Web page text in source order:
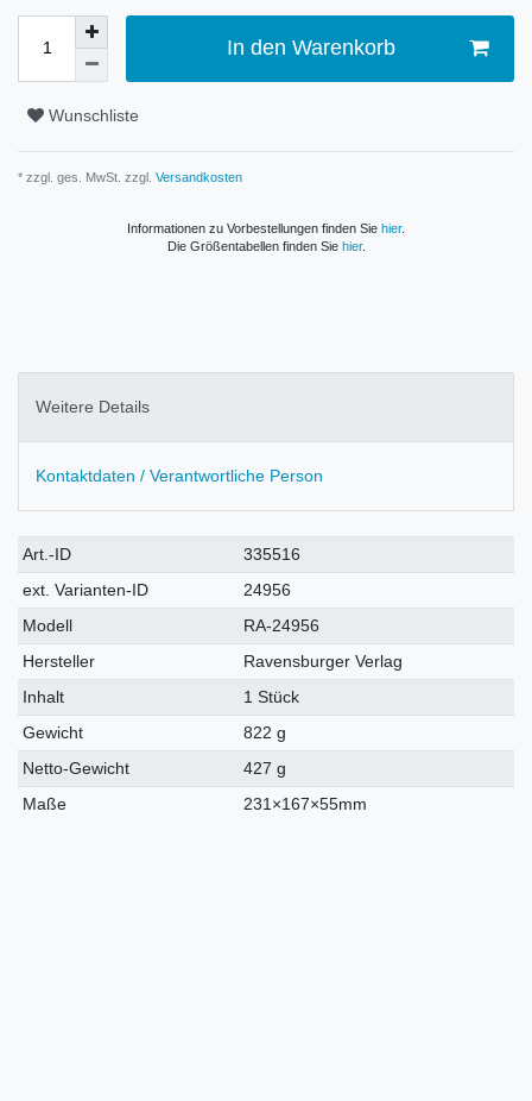
In den Warenkorb
Wunschliste
* zzgl. ges. MwSt. zzgl. Versandkosten
Informationen zu Vorbestellungen finden Sie hier.
Die Größentabellen finden Sie hier.
Weitere Details
Kontaktdaten / Verantwortliche Person
Technisches
Merkmal
Wert
Art.-ID
335516
ext. Varianten-ID
24956
Modell
RA-24956
Hersteller
Ravensburger Verlag
Inhalt
1 Stück
Gewicht
822 g
Netto-Gewicht
427 g
Maße
231×167×55mm